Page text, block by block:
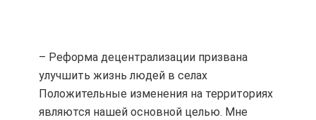
– Реформа децентрализации призвана
улучшить жизнь людей в селах
Положительные изменения на территориях
являются нашей основной целью. Мне